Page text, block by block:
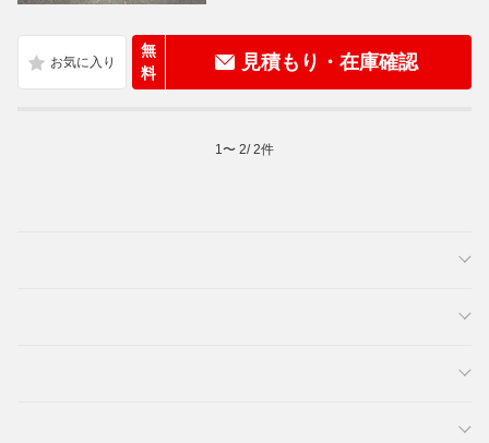
無
料
見積もり・在庫確認
1 〜 2/2件